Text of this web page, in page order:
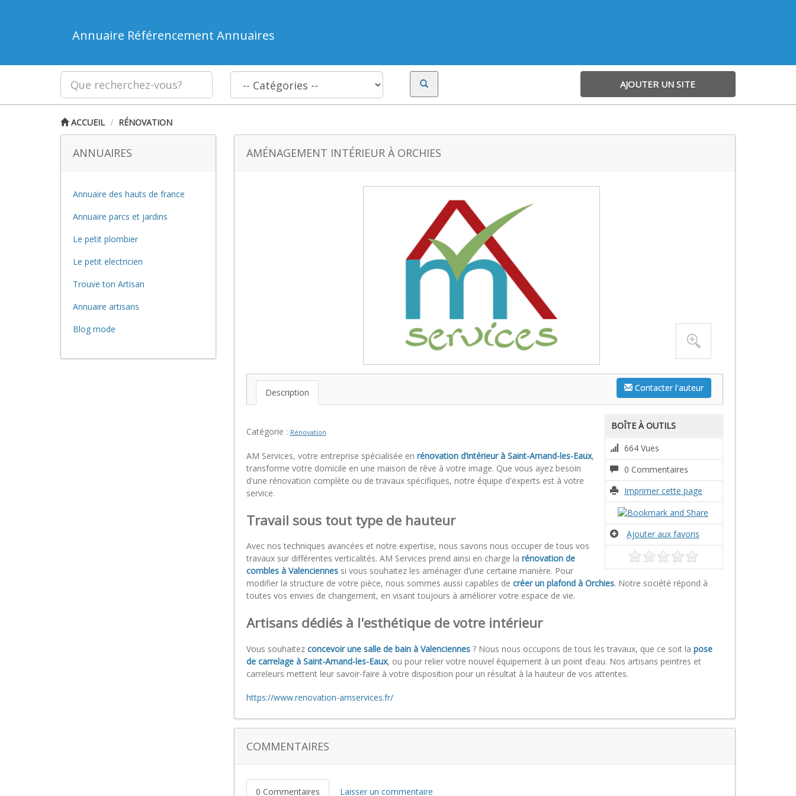
Annuaire Référencement Annuaires
AJOUTER UN SITE
ACCUEIL RÉNOVATION
ANNUAIRES
Annuaire des hauts de france
Annuaire parcs et jardins
Le petit plombier
Le petit electricien
Trouve ton Artisan
Annuaire artisans
Blog mode
AMÉNAGEMENT INTÉRIEUR À ORCHIES
Contacter l'auteur
Description
BOÎTE À OUTILS
664 Vues
0 Commentaires
Imprimer cette page
Ajouter aux favoris
Catégorie : Rénovation
AM Services, votre entreprise spécialisée en rénovation d’intérieur à Saint-Amand-les-Eaux,
transforme votre domicile en une maison de rêve à votre image. Que vous ayez besoin
d'une rénovation complète ou de travaux spécifiques, notre équipe d'experts est à votre
service.
Travail sous tout type de hauteur
Avec nos techniques avancées et notre expertise, nous savons nous occuper de tous vos
travaux sur différentes verticalités. AM Services prend ainsi en charge la rénovation de
combles à Valenciennessi vous souhaitez les aménager d’une certaine manière. Pour
modifier la structure de votre pièce, nous sommes aussi capables de créer un plafond à Orchies. Notre société répond à
toutes vos envies de changement, en visant toujours à améliorer votre espace de vie.
Artisans dédiés à l'esthétique de votre intérieur
Vous souhaitez concevoir une salle de bain à Valenciennes? Nous nous occupons de tous les travaux, que ce soit la pose
de carrelage à Saint-Amand-les-Eaux, ou pour relier votre nouvel équipement à un point d’eau. Nos artisans peintres et
carreleurs mettent leur savoir-faire à votre disposition pour un résultat à la hauteur de vos attentes.
https://www.renovation-amservices.fr/
COMMENTAIRES
0 Commentaires Laisser un commentaire